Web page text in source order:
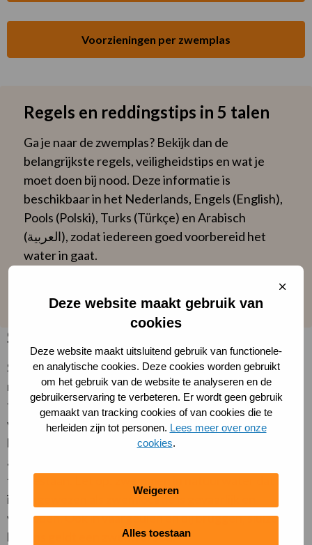
Deze website maakt gebruik van
cookies
Deze website maakt uitsluitend gebruik van functionele-
en analytische cookies. Deze cookies worden gebruikt
om het gebruik van de website te analyseren en de
gebruikerservaring te verbeteren. Er wordt geen gebruik
gemaakt van tracking cookies of van cookies die te
herleiden zijn tot personen. Lees meer over onze
cookies.
Weigeren
Alles toestaan
Sluit
Voorzieningen per zwemplas
Regels en reddingstips in 5 talen
Ga je naar de zwemplas? Bekijk dan de
belangrijkste regels, veiligheidstips en wat je
moet doen bij nood. Deze informatie is
beschikbaar in het Nederlands, Engels (English),
Pools (Polski), Turks (Türkçe) en Arabisch
(العربية), zodat iedereen goed voorbereid het
water in gaat.
Samen veilig in en rond het water
Samen zorgen we voor een zo schoon en veilig
mogelijke omgeving. Door de regels te kennen en alert
te zijn, help je ongelukken voorkomen. Ga je even weg
van je groep, laat dat dan weten aan de mensen om je
heen. Zie je iemand die hulp nodig heeft, kom direct in
actie en bel 112. Zwem alleen op plekken waar dat is
toegestaan. Let op: zwemmen in natuurwater dat niet
is aangewezen als zwemlocatie is gevaarlijk en
verboden. Ook in vaargeulen en bij bruggen, sluizen en
havens geldt een zwemverbod.